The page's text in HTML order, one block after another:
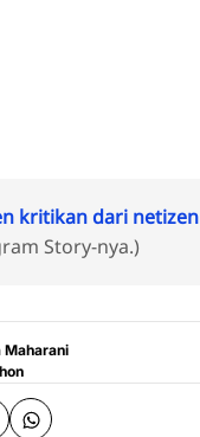
kritikan dari netizen
Story-nya.)
Maharani